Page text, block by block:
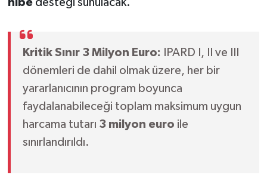
hibedesteği sunulacak.
Kritik Sınır 3 Milyon Euro: IPARD I, II ve III
dönemleri de dahil olmak üzere, her bir
yararlanıcının program boyunca
faydalanabileceği toplam maksimum uygun
harcama tutarı 3 milyon euro ile
sınırlandırıldı.